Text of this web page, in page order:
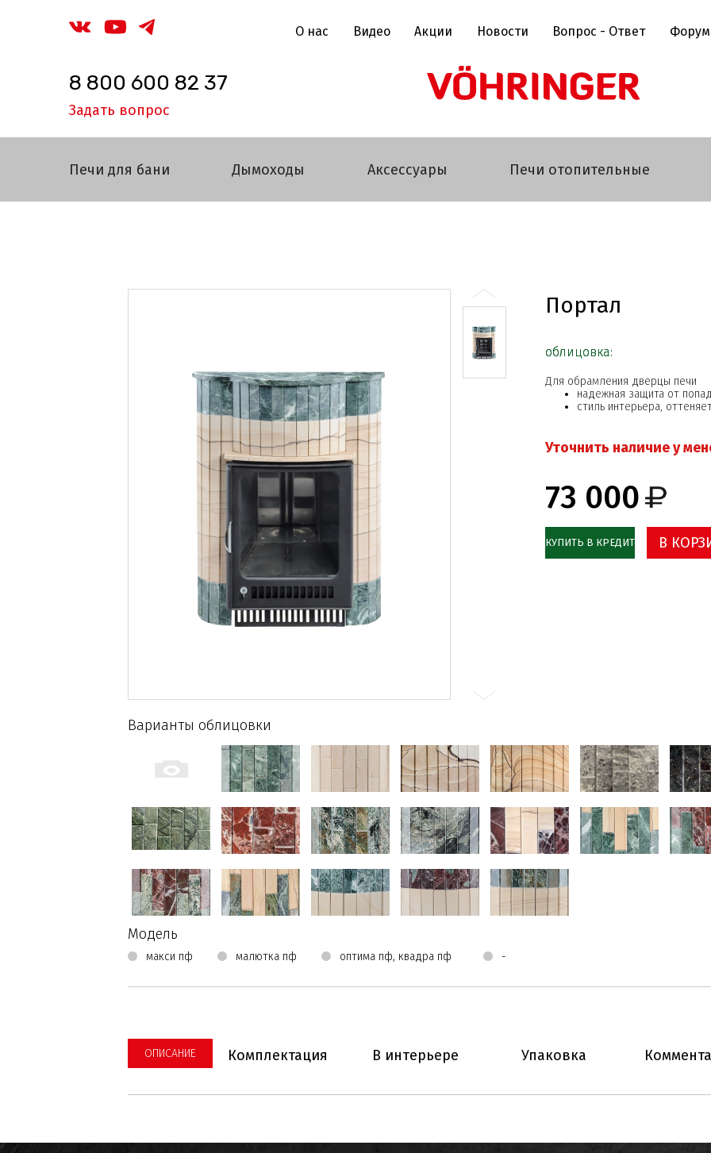
8 800 600 82 37
Задать вопрос
О нас Видео Акции Новости Вопрос - Ответ
Печи для бани Дымоходы Аксессуары Печи отопительные
Портал
облицовка:
Для обрамления дверцы печи
надежная защита от
стиль интерьера,
Уточнить наличие у
73 000
КУПИТЬ В КРЕДИТ В
Варианты облицовки
Модель
макси пф малютка пф оптима пф, квадра пф -
ОПИСАНИЕ Комплектация В интерьере Упаковка